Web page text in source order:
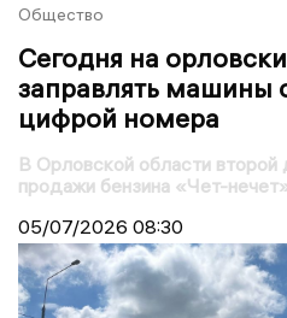
Общество
Сегодня на
заправлять машины
цифрой номера
В Орловской области
продажи бензина «Чет-
05/07/2026 08:30